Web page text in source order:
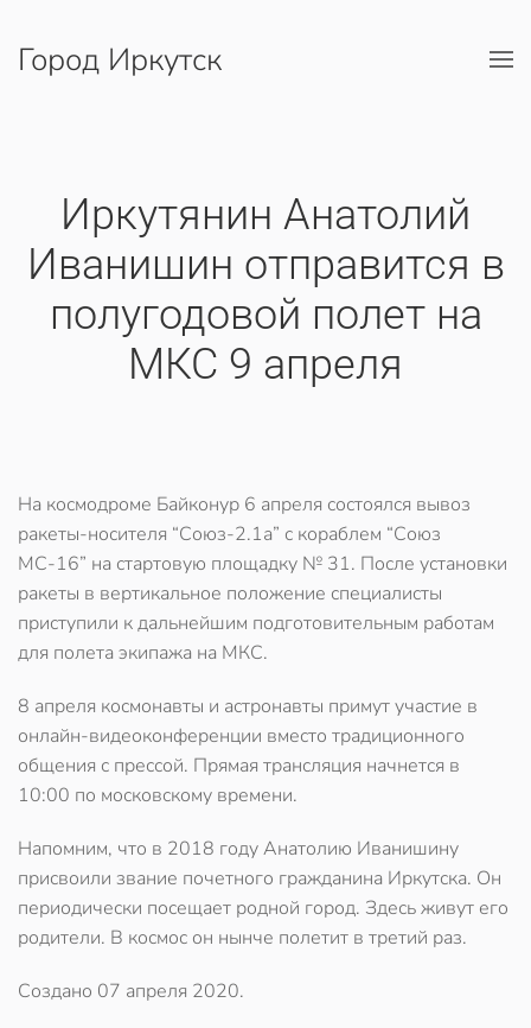
Перейти к содержимому
Город Иркутск
​Иркутянин Анатолий
Иванишин отправится в
полугодовой полет на
МКС 9 апреля
На космодроме Байконур 6 апреля состоялся вывоз
ракеты-носителя “Союз-2.1а” с кораблем “Союз
МС-16” на стартовую площадку № 31. После установки
ракеты в вертикальное положение специалисты
приступили к дальнейшим подготовительным работам
для полета экипажа на МКС.
8 апреля космонавты и астронавты примут участие в
онлайн-видеоконференции вместо традиционного
общения с прессой. Прямая трансляция начнется в
10:00 по московскому времени.
Напомним, что в 2018 году Анатолию Иванишину
присвоили звание почетного гражданина Иркутска. Он
периодически посещает родной город. Здесь живут его
родители. В космос он нынче полетит в третий раз.
Создано 07 апреля 2020.